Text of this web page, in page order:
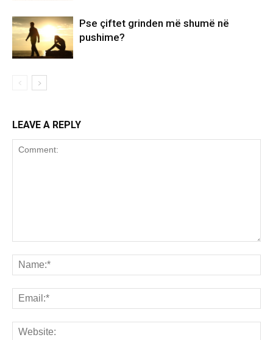
Pse çiftet grinden më shumë në
pushime?
LEAVE A REPLY